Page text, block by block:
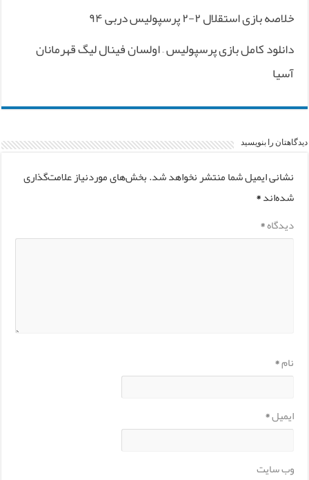
خلاصه بازی استقلال ۲-۲ پرسپولیس دربی ۹۴
دانلود کامل بازی پرسپولیس – اولسان فینال لیگ قهرمانان
آسیا
دیدگاهتان را بنویسید
نشانی ایمیل شما منتشر نخواهد شد.بخش‌های موردنیاز علامت‌گذاری
شده‌اند*
دیدگاه*
نام*
ایمیل*
وب‌ سایت